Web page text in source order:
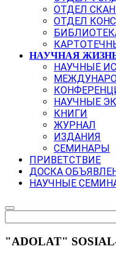
ОТДЕЛ
ОТДЕЛ
НАУЧНАЯ
НАУЧНЫЕ
НАУЧНЫЕ
КНИГИ
ЖУРНАЛ
ИЗДАНИЯ
СЕМИНАРЫ
ПРИВЕТСТВИЕ
ДОСКА
НАУЧНЫЕ
"ADOLAT"